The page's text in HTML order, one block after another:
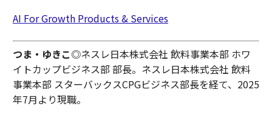
AI For Growth Products & Services
つま・ゆきこ◎ネスレ日本株式会社 飲料事業本部 ホワ
イトカップビジネス部 部長。ネスレ日本株式会社 飲料
事業本部 スターバックスCPGビジネス部長を経て、2025
年7月より現職。